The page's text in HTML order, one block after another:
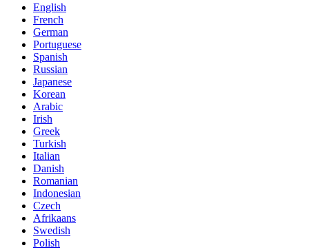
English
French
German
Portuguese
Spanish
Russian
Japanese
Korean
Arabic
Irish
Greek
Turkish
Italian
Danish
Romanian
Indonesian
Czech
Afrikaans
Swedish
Polish